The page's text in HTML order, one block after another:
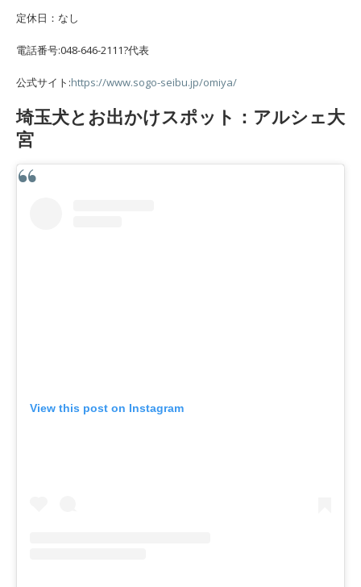
定休日：なし
電話番号:048-646-2111?代表
公式サイト:https://www.sogo-seibu.jp/omiya/
埼玉犬とお出かけスポット：アルシェ大
宮
View this post on Instagram